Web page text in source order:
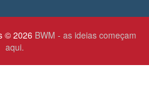
© 2026 BWM - as ideias começam
aqui.